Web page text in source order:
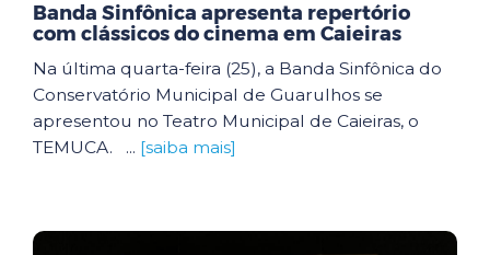
Banda Sinfônica apresenta repertório
com clássicos do cinema em Caieiras
Na última quarta-feira (25), a Banda Sinfônica do
Conservatório Municipal de Guarulhos se
apresentou no Teatro Municipal de Caieiras, o
TEMUCA. ... [saiba mais]